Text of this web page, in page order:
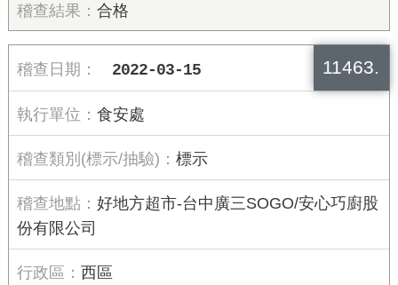
合格
11463.
2022-03-15
食安處
標示
好地方超市-台中廣三SOGO/安心巧廚股
份有限公司
西區